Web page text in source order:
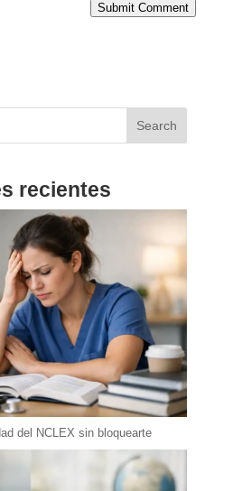
Submit Comment
Search
recientes
del NCLEX sin bloquearte